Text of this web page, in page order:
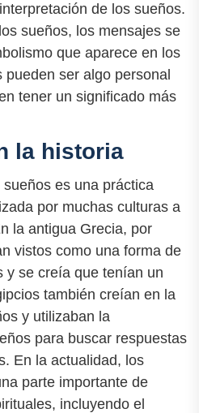
de los sueños.
sueños, los mensajes se
que aparece en los
ser algo personal
tener un significado más
la historia
es una práctica
por muchas culturas a
la antigua Grecia, por
vistos como una forma de
y se creía que tenían un
también creían en la
y utilizaban la
para buscar respuestas
En la actualidad, los
parte importante de
incluyendo el